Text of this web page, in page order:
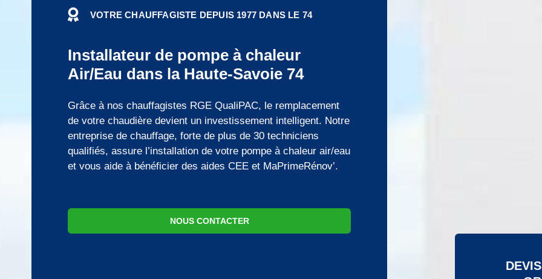
VOTRE CHAUFFAGISTE DEPUIS 1977 DANS LE 74
Installateur de pompe à chaleur
Air/Eau dans la Haute-Savoie 74
Grâce à nos chauffagistes RGE QualiPAC, le remplacement
de votre chaudière devient un investissement intelligent. Notre
entreprise de chauffage, forte de plus de 30 techniciens
qualifiés, assure l’installation de votre pompe à chaleur air/eau
et vous aide à bénéficier des aides CEE et MaPrimeRénov’.
NOUS CONTACTER